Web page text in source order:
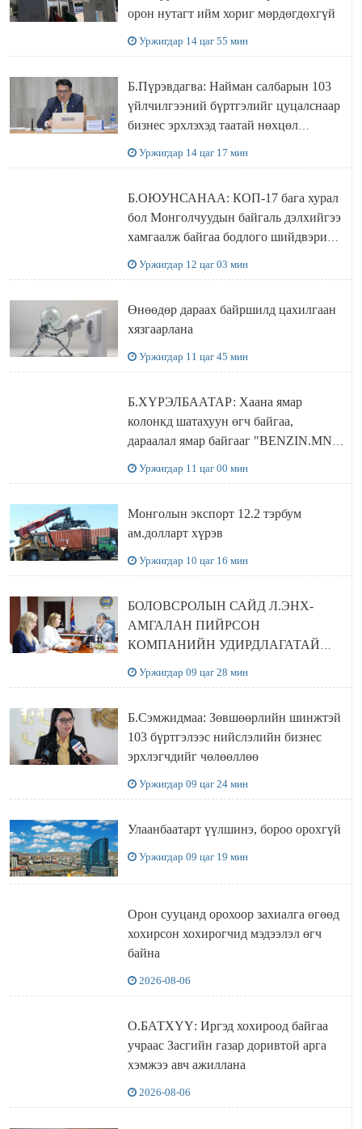
орон нутагт ийм хориг мөрдөгдөхгүй
Уржигдар 14 цаг 55 мин
Б.Пүрэвдагва: Найман салбарын 103
үйлчилгээний бүртгэлийг цуцалснаар
бизнес эрхлэхэд таатай нөхцөл
Уржигдар 14 цаг 17 мин
Б.ОЮУНСАНАА: КОП-17 бага хурал
бол Монголчуудын байгаль дэлхийгээ
хамгаалж байгаа бодлого шийдвэрийг
Уржигдар 12 цаг 03 мин
Өнөөдөр дараах байршилд цахилгаан
хязгаарлана
Уржигдар 11 цаг 45 мин
Б.ХҮРЭЛБААТАР: Хаана ямар
колонкд шатахуун өгч байгаа,
дараалал ямар байгааг "BENZIN.MN”
Уржигдар 11 цаг 00 мин
Монголын экспорт 12.2 тэрбум
ам.долларт хүрэв
Уржигдар 10 цаг 16 мин
БОЛОВСРОЛЫН САЙД Л.ЭНХ-
АМГАЛАН ПИЙРСОН
КОМПАНИЙН УДИРДЛАГАТАЙ
Уржигдар 09 цаг 28 мин
Б.Сэмжидмаа: Зөвшөөрлийн шинжтэй
103 бүртгэлээс нийслэлийн бизнес
эрхлэгчдийг чөлөөллөө
Уржигдар 09 цаг 24 мин
Улаанбаатарт үүлшинэ, бороо орохгүй
Уржигдар 09 цаг 19 мин
Орон сууцанд орохоор захиалга өгөөд
хохирсон хохирогчид мэдээлэл өгч
байна
2026-08-06
О.БАТХҮҮ: Иргэд хохироод байгаа
учраас Засгийн газар доривтой арга
хэмжээ авч ажиллана
2026-08-06